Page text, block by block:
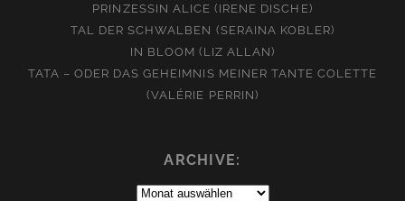
PRINZESSIN ALICE (IRENE DISCHE)
TAL DER SCHWALBEN (SERAINA KOBLER)
IN BLOOM (LIZ ALLAN)
TATA – ODER DAS GEHEIMNIS MEINER TANTE COLETTE
(VALÉRIE PERRIN)
ARCHIVE:
Archive: